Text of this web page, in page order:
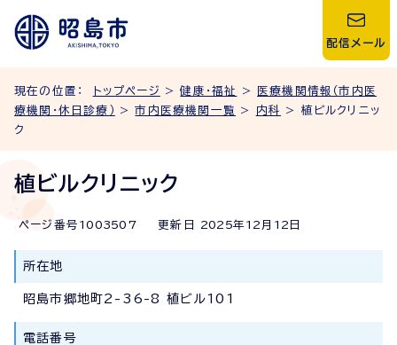
配信メール
現在の位置： トップページ >健康・福祉 >
医療機関情報（市内医
療機関・休日診療）
>市内医療機関一覧 > 内科
> 植ビルクリニッ
ク
植ビルクリニック
ページ番号 1003507 更新日 2025年 12 月 12 日
所在地
昭島市郷地町2-36-8 植ビル101
電話番号